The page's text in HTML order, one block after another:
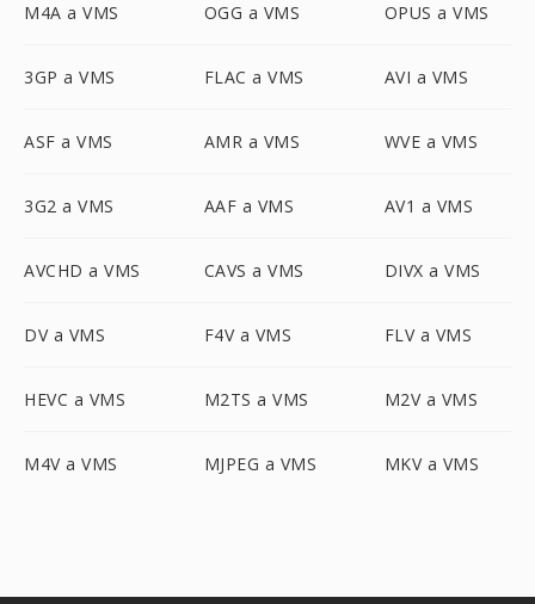
M4A a VMS OGG a VMS OPUS a VMS
3GP a VMS FLAC a VMS AVI a VMS
ASF a VMS AMR a VMS WVE a VMS
3G2 a VMS AAF a VMS AV1 a VMS
AVCHD a VMS CAVS a VMS DIVX a VMS
DV a VMS F4V a VMS FLV a VMS
HEVC a VMS M2TS a VMS M2V a VMS
M4V a VMS MJPEG a VMS MKV a VMS